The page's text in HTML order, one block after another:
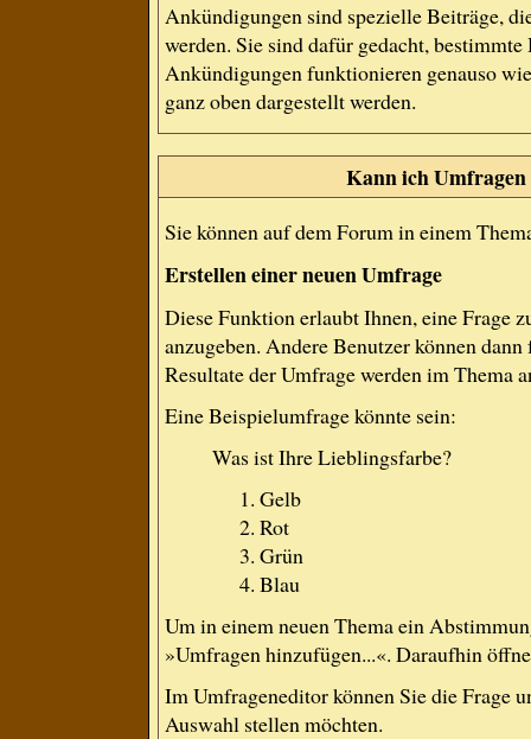
Ankündigungen sind spezielle Beiträge,
werden. Sie sind dafür gedacht,
Ankündigungen funktionieren genauso
ganz oben dargestellt werden.
Kann ich
Sie können auf dem Forum in einem
Erstellen einer neuen Umfrage
Diese Funktion erlaubt Ihnen, eine Frage
anzugeben. Andere Benutzer können
Resultate der Umfrage werden im Thema
Eine Beispielumfrage könnte sein:
Was ist Ihre Lieblingsfarbe?
Gelb
Rot
Grün
Blau
Um in einem neuen Thema ein
»Umfragen hinzufügen...«. Daraufhin
Im Umfrageneditor können Sie die Frage
Auswahl stellen möchten.